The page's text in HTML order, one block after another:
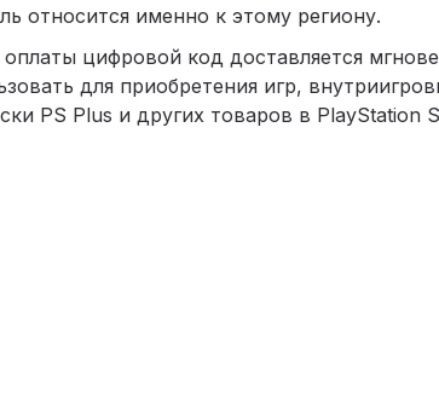
относится именно к этому региону.
цифровой код доставляется
для приобретения игр,
PS Plus и других товаров в PlayStation